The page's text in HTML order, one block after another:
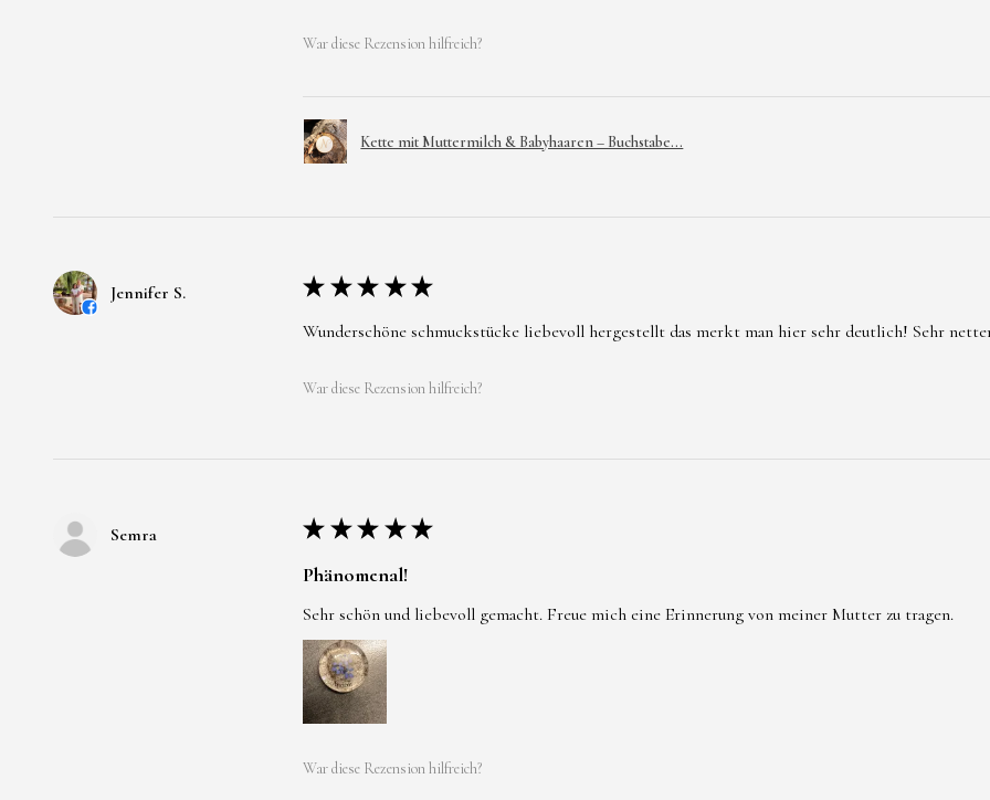
War diese Rezension hilfreich?
Kette mit Muttermilch & Babyhaaren – Buchstabe...
Jennifer S. ★ ★ ★ ★ ★
Wunderschöne schmuckstücke liebevoll hergestellt das merkt man hier sehr deutlich! Sehr
War diese Rezension hilfreich?
Semra ★ ★ ★ ★ ★
Phänomenal!
Sehr schön und liebevoll gemacht. Freue mich eine Erinnerung von meiner Mutter zu tragen.
War diese Rezension hilfreich?